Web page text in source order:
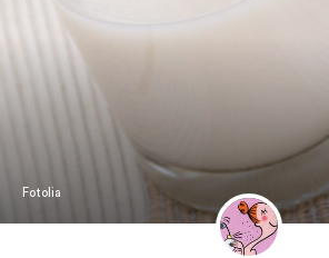
Fotolia